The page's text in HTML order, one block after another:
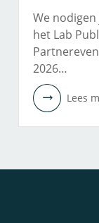
We
het Lab
2026…
Lees